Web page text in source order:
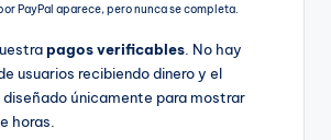
PayPal aparece, pero nunca se completa.
pagos verificables . No hay
usuarios recibiendo dinero y el
únicamente para mostrar
horas.